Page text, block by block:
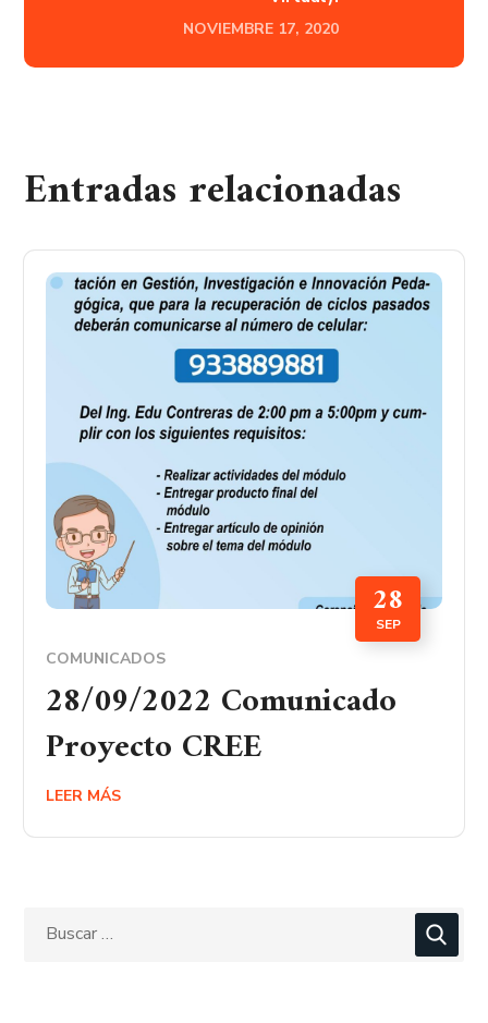
NOVIEMBRE 17, 2020
Entradas relacionadas
28
SEP
COMUNICADOS
28/09/2022 Comunicado
Proyecto CREE
LEER MÁS